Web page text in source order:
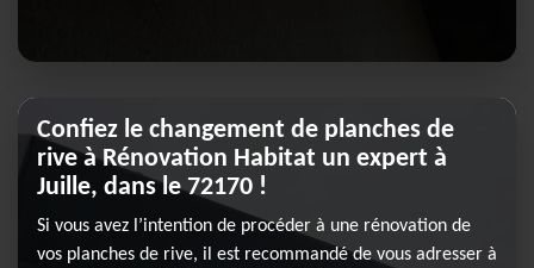
Confiez le changement de planches de
rive à Rénovation Habitat un expert à
Juille, dans le 72170 !
Si vous avez l’intention de procéder à une rénovation de
vos planches de rive, il est recommandé de vous adresser à